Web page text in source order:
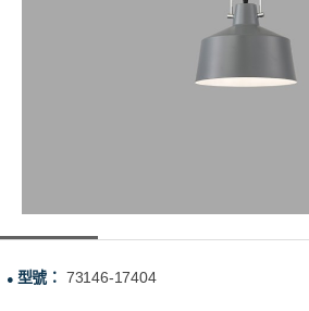
● 型號： 73146-17404